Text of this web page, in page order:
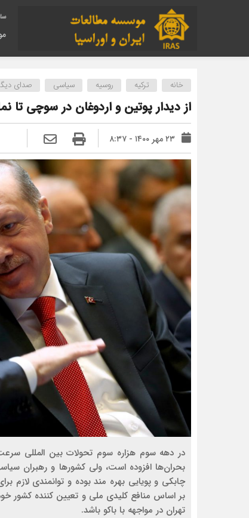
خانه ترکیه روسیه سیاسی صدای
از دیدار پوتین و اردوغان در سوچی تا
۲۳ مهر ۱۴۰۰ - ۸:۳۷
بحران‌ها افزوده است، ولی کشورها و رهبران
چابکی و پویایی بهره مند بوده و توانمندی لازم
بر اساس منافع کلیدی ملی و تعیین کننده کشور
تهران در مواجهه با باکو باشد.